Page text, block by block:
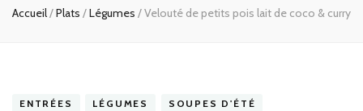
Accueil/Plats /Légumes /Velouté de petits pois lait de coco & curry
ENTRÉES LÉGUMES SOUPES D'ÉTÉ